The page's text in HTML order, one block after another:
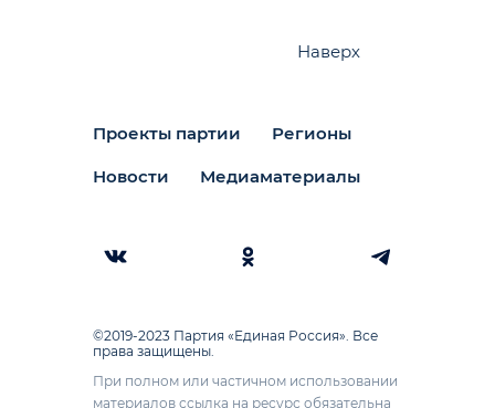
Проекты партии Регионы
Новости Медиаматериалы
Наверх
©2019-2023 Партия «Единая Россия». Все
права защищены.
При полном или частичном использовании
материалов ссылка на ресурс обязательна